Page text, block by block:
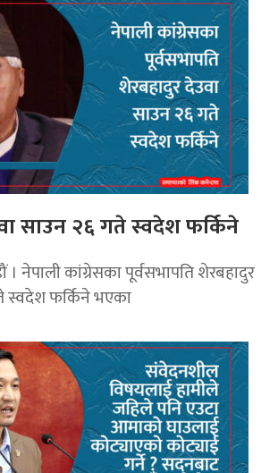
साउन २६ गते स्वदेश फर्किने
। नेपाली कांग्रेसका पूर्वसभापति शेरबहादुर
स्वदेश फर्किने भएका